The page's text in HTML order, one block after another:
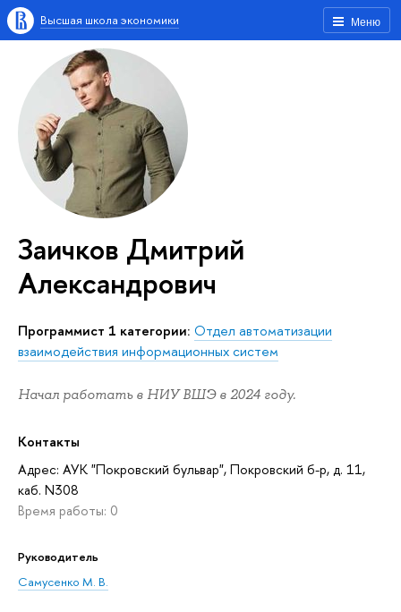
Меню
Высшая школа экономики
Заичков Дмитрий
Александрович
Программист 1 категории: Отдел автоматизации
взаимодействия информационных систем
Начал работать в НИУ ВШЭ в 2024 году.
Контакты
Адрес: АУК "Покровский бульвар", Покровский б-р, д. 11,
каб. N308
Время работы: 0
Руководитель
Самусенко М. В.